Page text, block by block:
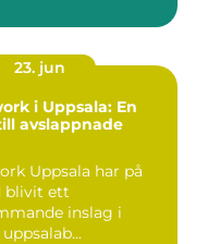
23. jun
i Uppsala: En
avslappnade
Uppsala har på
blivit ett
inslag i